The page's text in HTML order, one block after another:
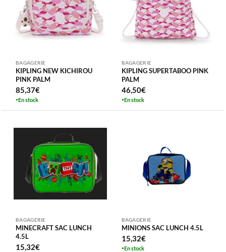
BAGAGERIE
KIPLING NEW KICHIROU
PINK PALM
85,37€
En stock
BAGAGERIE
KIPLING SUPERTABOO PINK
PALM
46,50€
En stock
BAGAGERIE
MINECRAFT SAC LUNCH
4.5L
15,32€
BAGAGERIE
MINIONS SAC LUNCH 4.5L
15,32€
En stock